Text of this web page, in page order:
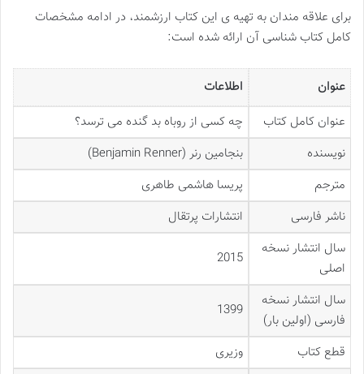
برای علاقه مندان به تهیه ی این کتاب ارزشمند، در ادامه مشخصات
کامل کتاب شناسی آن ارائه شده است:
عنوان
اطلاعات
عنوان کامل کتاب
چه کسی از روباه بد گنده می ترسد؟
نویسنده
بنجامین رنر (Benjamin Renner)
مترجم
پریسا هاشمی طاهری
ناشر فارسی
انتشارات پرتقال
سال انتشار نسخه
اصلی
2015
سال انتشار نسخه
فارسی (اولین بار)
1399
قطع کتاب
وزیری